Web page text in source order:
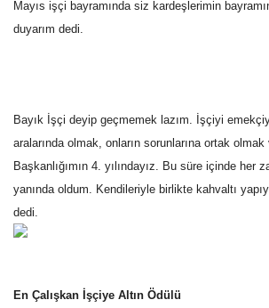
Mayıs işçi bayramında siz kardeşlerimin
duyarım dedi.
Bayık İşçi deyip geçmemek lazım. İşçiyi
aralarında olmak, onların sorunlarına ortak
Başkanlığımın 4. yılındayız. Bu süre içinde her
yanında oldum. Kendileriyle birlikte kahvaltı
dedi.
En Çalışkan İşçiye Altın Ödülü